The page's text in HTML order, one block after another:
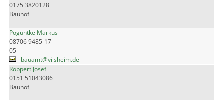
0175 3820128
Bauhof
Poguntke Markus
08706 9485-17
05
bauamt@vilsheim.de
Roppert Josef
0151 51043086
Bauhof